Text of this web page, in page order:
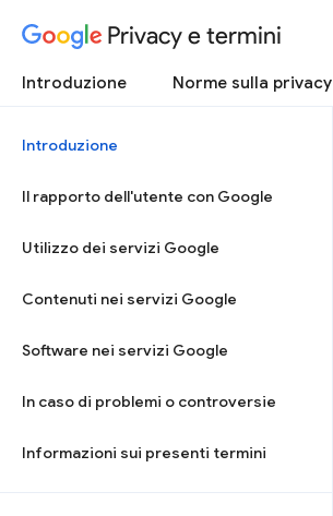
Privacy e termini
Introduzione Norme sulla privacy
Introduzione
Il rapporto dell'utente con Google
Utilizzo dei servizi Google
Contenuti nei servizi Google
Software nei servizi Google
In caso di problemi o controversie
Informazioni sui presenti termini